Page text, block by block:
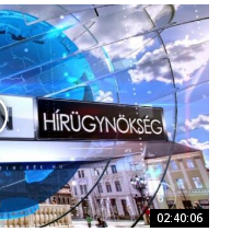
02:40:06